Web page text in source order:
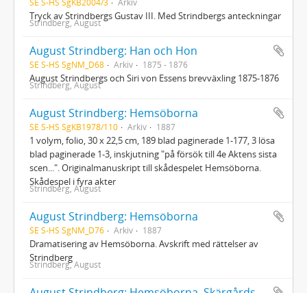
Tryck av Strindbergs Gustav III. Med Strindbergs anteckningar
Strindberg, August
August Strindberg: Han och Hon
SE S-HS SgNM_D68 Arkiv 1875 - 1876
August Strindbergs och Siri von Essens brevväxling 1875-1876
Strindberg, August
August Strindberg: Hemsöborna
SE S-HS SgKB1978/110 Arkiv 1887
1 volym, folio, 30 x 22,5 cm, 189 blad paginerade 1-177, 3 lösa
blad paginerade 1-3, inskjutning "på försök till 4e Aktens sista
scen...". Originalmanuskript till skådespelet Hemsöborna.
Skådespel i fyra akter
Strindberg, August
August Strindberg: Hemsöborna
SE S-HS SgNM_D76 Arkiv 1887
Dramatisering av Hemsöborna. Avskrift med rättelser av
Strindberg
Strindberg, August